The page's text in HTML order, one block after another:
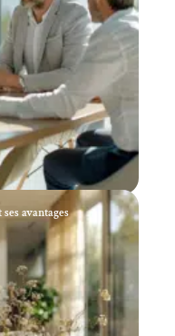
avantages